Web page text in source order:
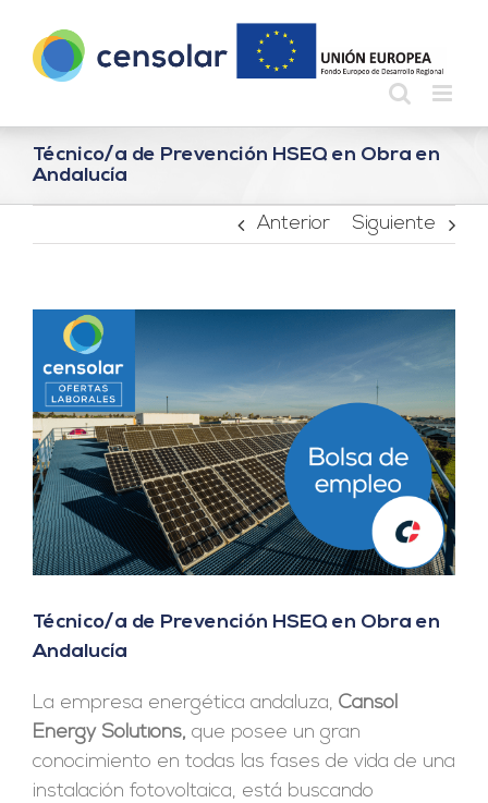
contenido
Técnico/a de Prevención HSEQ en Obra en
Andalucía
Anterior Siguiente
imagen
más
grande
Técnico/a de Prevención HSEQ en Obra en
Andalucía
La empresa energética andaluza, Cansol
Energy Solutions, que posee un gran
conocimiento en todas las fases de vida de una
instalación fotovoltaica, está buscando